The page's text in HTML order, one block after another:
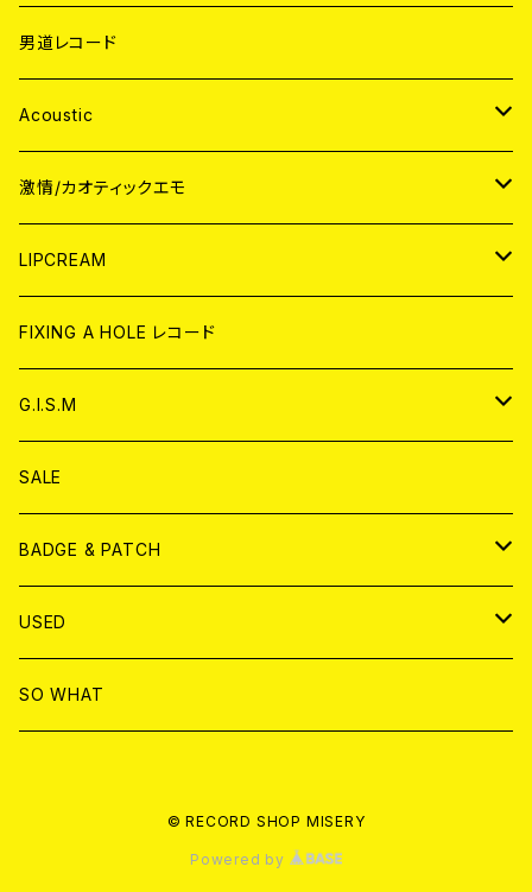
男道レコード
Acoustic
JAPAN
CD
ANALOG
WORLD
CD
ANALOG
激情/カオティックエモ
JAPAN
CD
ANALOG
WORLD
CD
ANALOG
LIPCREAM
CD
アナログ
DVD
T-shirt & WEAR
FIXING A HOLE レコード
G.I.S.M
CD
ANALOG
T-SHIRT & WEAR
DVD
SALE
BADGE & PATCH
BADGE
PATCH
USED
書籍
SO WHAT
© RECORD SHOP MISERY
Powered by